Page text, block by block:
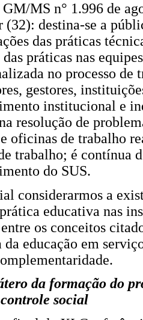
MS n° 1.996 de
(32): destina-se a
das práticas
práticas nas
no processo de
gestores,
institucional e
resolução de
oficinas de trabalho
trabalho; é contínua
do SUS.
considerarmos a
educativa nas
os conceitos
da educação em
da formação do
social